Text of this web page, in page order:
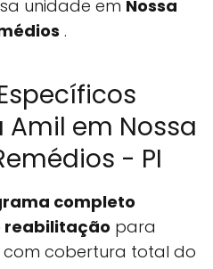
unidade em Nossa
.
em Nossa
- PI
completo
reabilitação para
com cobertura total do